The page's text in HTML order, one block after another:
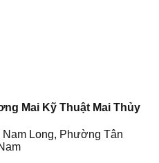
Mai Kỹ Thuật Mai Thủy
Long, Phường Tân